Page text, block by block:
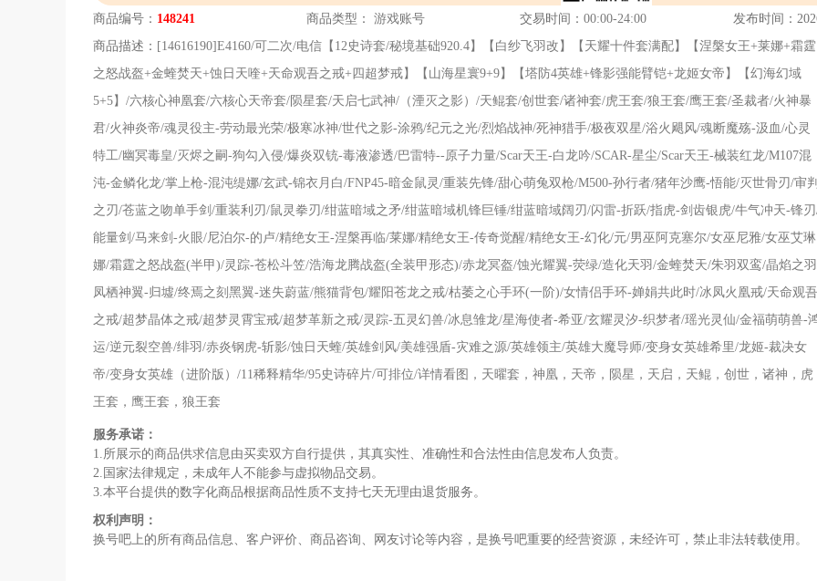
商品编号： 148241 商品类型： 游戏账号 交易时间： 00:00-24:00
发布时间：
商品描述： [14616190]E4160/可二次/电信【12史诗套/秘境基础920.4】【白纱飞羽改】【天耀十件套满配】【涅槃女王+莱娜+霜霆
之怒战盔+金蝰焚天+蚀日天喹+天命观吾之戒+四超梦戒】【山海星寰9+9】【塔防4英雄+锋影强能臂铠+龙姬女帝】【幻海幻域
5+5】/六核心神凰套/六核心天帝套/陨星套/天启七武神/（湮灭之影）/天鲲套/创世套/诸神套/虎王套/狼王套/鹰王套/圣裁者/火神暴
君/火神炎帝/魂灵役主-劳动最光荣/极寒冰神/世代之影-涂鸦/纪元之光/烈焰战神/死神猎手/极夜双星/浴火飓风/魂断魔殇-汲血/心灵
特工/幽冥毒皇/灭烬之嗣-狗勾入侵/爆炎双铳-毒液渗透/巴雷特--原子力量/Scar天王-白龙吟/SCAR-星尘/Scar天王-械装红龙/M107混
沌-金鳞化龙/掌上枪-混沌缇娜/玄武-锦衣月白/FNP45-暗金鼠灵/重装先锋/甜心萌兔双枪/M500-孙行者/猪年沙鹰-悟能/灭世骨刃/审判
之刃/苍蓝之吻单手剑/重装利刃/鼠灵拳刃/绀蓝暗域之矛/绀蓝暗域机锋巨锤/绀蓝暗域阔刃/闪雷-折跃/指虎-剑齿银虎/牛气冲天-锋
能量剑/马来剑-火眼/尼泊尔-的卢/精绝女王-涅槃再临/莱娜/精绝女王-传奇觉醒/精绝女王-幻化/元/男巫阿克塞尔/女巫尼雅/女巫艾琳
娜/霜霆之怒战盔(半甲)/灵踪-苍松斗笠/浩海龙腾战盔(全装甲形态)/赤龙冥盔/蚀光耀翼-荧绿/造化天羽/金蝰焚天/朱羽双鸾/晶焰之
凤栖神翼-归墟/终焉之刻黑翼-迷失蔚蓝/熊猫背包/耀阳苍龙之戒/枯萎之心手环(一阶)/女情侣手环-婵娟共此时/冰凤火凰戒/天命观吾
之戒/超梦晶体之戒/超梦灵霄宝戒/超梦革新之戒/灵踪-五灵幻兽/冰息雏龙/星海使者-希亚/玄耀灵汐-织梦者/瑶光灵仙/金福萌萌兽-
运/逆元裂空兽/绯羽/赤炎钢虎-斩影/蚀日天蝰/英雄剑风/美雄强盾-灾难之源/英雄领主/英雄大魔导师/变身女英雄希里/龙姬-裁决女
帝/变身女英雄（进阶版）/11稀释精华/95史诗碎片/可排位/详情看图，天曜套，神凰，天帝，陨星，天启，天鲲，创世，诸神，虎
王套，鹰王套，狼王套
服务承诺：
1.所展示的商品供求信息由买卖双方自行提供，其真实性、准确性和合法性由信息发布人负责。
2.国家法律规定，未成年人不能参与虚拟物品交易。
3.本平台提供的数字化商品根据商品性质不支持七天无理由退货服务。
权利声明：
换号吧上的所有商品信息、客户评价、商品咨询、网友讨论等内容，是换号吧重要的经营资源，未经许可，禁止非法转载使用。